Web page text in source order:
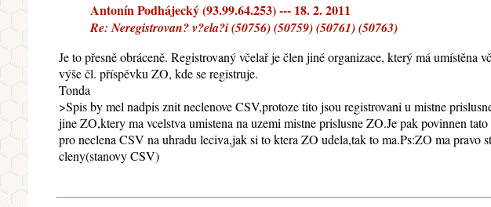
Antonín Podhájecký (93.99.64.253) --- 18. 2. 2011
Re: Neregistrovan? v?ela?i (50756) (50759) (50761) (50763)
Je to přesně obráceně. Registrovaný včelař je člen jiné organizace, který má
výše čl. příspěvku ZO, kde se registruje.
Tonda
>Spis by mel nadpis znit neclenove CSV,protoze tito jsou registrovani u mistne
jine ZO,ktery ma vcelstva umistena na uzemi mistne prislusne ZO.Je pak povinnen
pro neclena CSV na uhradu leciva,jak si to ktera ZO udela,tak to ma.Ps:ZO ma pravo
cleny(stanovy CSV)